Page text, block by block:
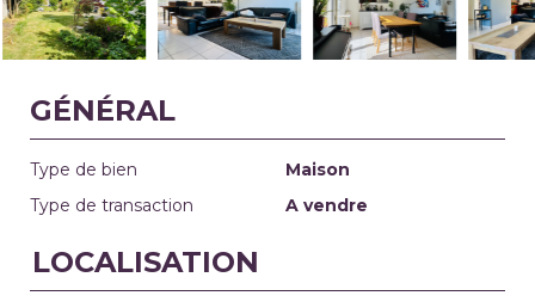
GÉNÉRAL
Type de bien
Maison
Type de transaction
A vendre
LOCALISATION